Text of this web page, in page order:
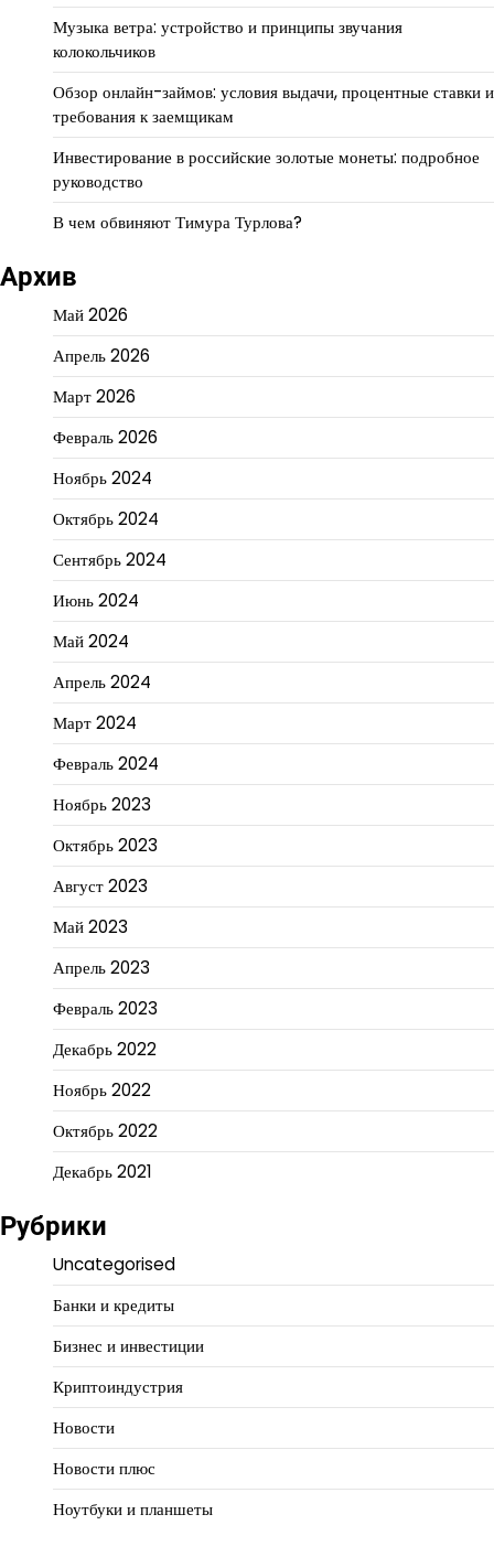
Музыка ветра: устройство и принципы звучания
колокольчиков
Обзор онлайн-займов: условия выдачи, процентные ставки и
требования к заемщикам
Инвестирование в российские золотые монеты: подробное
руководство
В чем обвиняют Тимура Турлова?
Архив
Май 2026
Апрель 2026
Март 2026
Февраль 2026
Ноябрь 2024
Октябрь 2024
Сентябрь 2024
Июнь 2024
Май 2024
Апрель 2024
Март 2024
Февраль 2024
Ноябрь 2023
Октябрь 2023
Август 2023
Май 2023
Апрель 2023
Февраль 2023
Декабрь 2022
Ноябрь 2022
Октябрь 2022
Декабрь 2021
Рубрики
Uncategorised
Банки и кредиты
Бизнес и инвестиции
Криптоиндустрия
Новости
Новости плюс
Ноутбуки и планшеты